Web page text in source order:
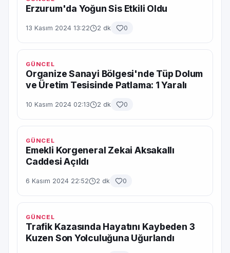
Erzurum'da Yoğun Sis Etkili Oldu
13 Kasım 2024 13:22 2 dk 0
GÜNCEL
Organize Sanayi Bölgesi'nde Tüp Dolum
ve Üretim Tesisinde Patlama: 1 Yaralı
10 Kasım 2024 02:13 2 dk 0
GÜNCEL
Emekli Korgeneral Zekai Aksakallı
Caddesi Açıldı
6 Kasım 2024 22:52 2 dk 0
GÜNCEL
Trafik Kazasında Hayatını Kaybeden 3
Kuzen Son Yolculuğuna Uğurlandı